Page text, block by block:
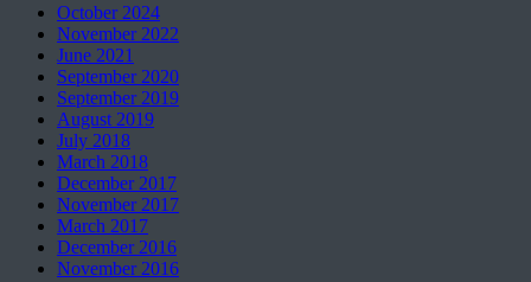
October 2024
November 2022
June 2021
September 2020
September 2019
August 2019
July 2018
March 2018
December 2017
November 2017
March 2017
December 2016
November 2016